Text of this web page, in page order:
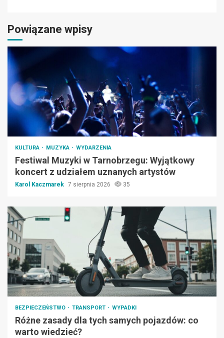
Powiązane wpisy
KULTURA MUZYKA WYDARZENIA
Festiwal Muzyki w Tarnobrzegu: Wyjątkowy
koncert z udziałem uznanych artystów
Karol Kaczmarek 7 sierpnia 2026 35
BEZPIECZEŃSTWO TRANSPORT WYPADKI
Różne zasady dla tych samych pojazdów: co
warto wiedzieć?